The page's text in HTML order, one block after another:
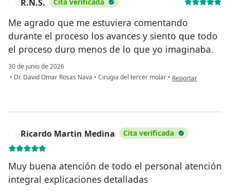
R.N.S.
Me agrado que me estuviera comentando
durante el proceso los avances y siento que todo
el proceso duro menos de lo que yo imaginaba.
30 de junio de 2026
• Dr. David Omar Rosas Nava • Cirugia del tercer molar • en opinión del
Reportar
Ricardo Martin Medina Cita verificada
Muy buena atención de todo el personal atención
integral explicaciones detalladas